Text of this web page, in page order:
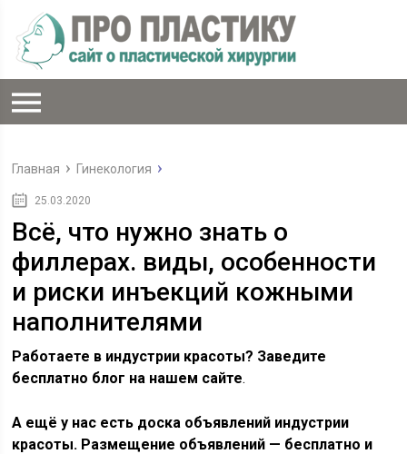
Главная Гинекология
25.03.2020
Всё, что нужно знать о
филлерах. виды, особенности
и риски инъекций кожными
наполнителями
Работаете в индустрии красоты? Заведите
бесплатно блог на нашем сайте.
А ещё у нас есть доска объявлений индустрии
красоты. Размещение объявлений — бесплатно и